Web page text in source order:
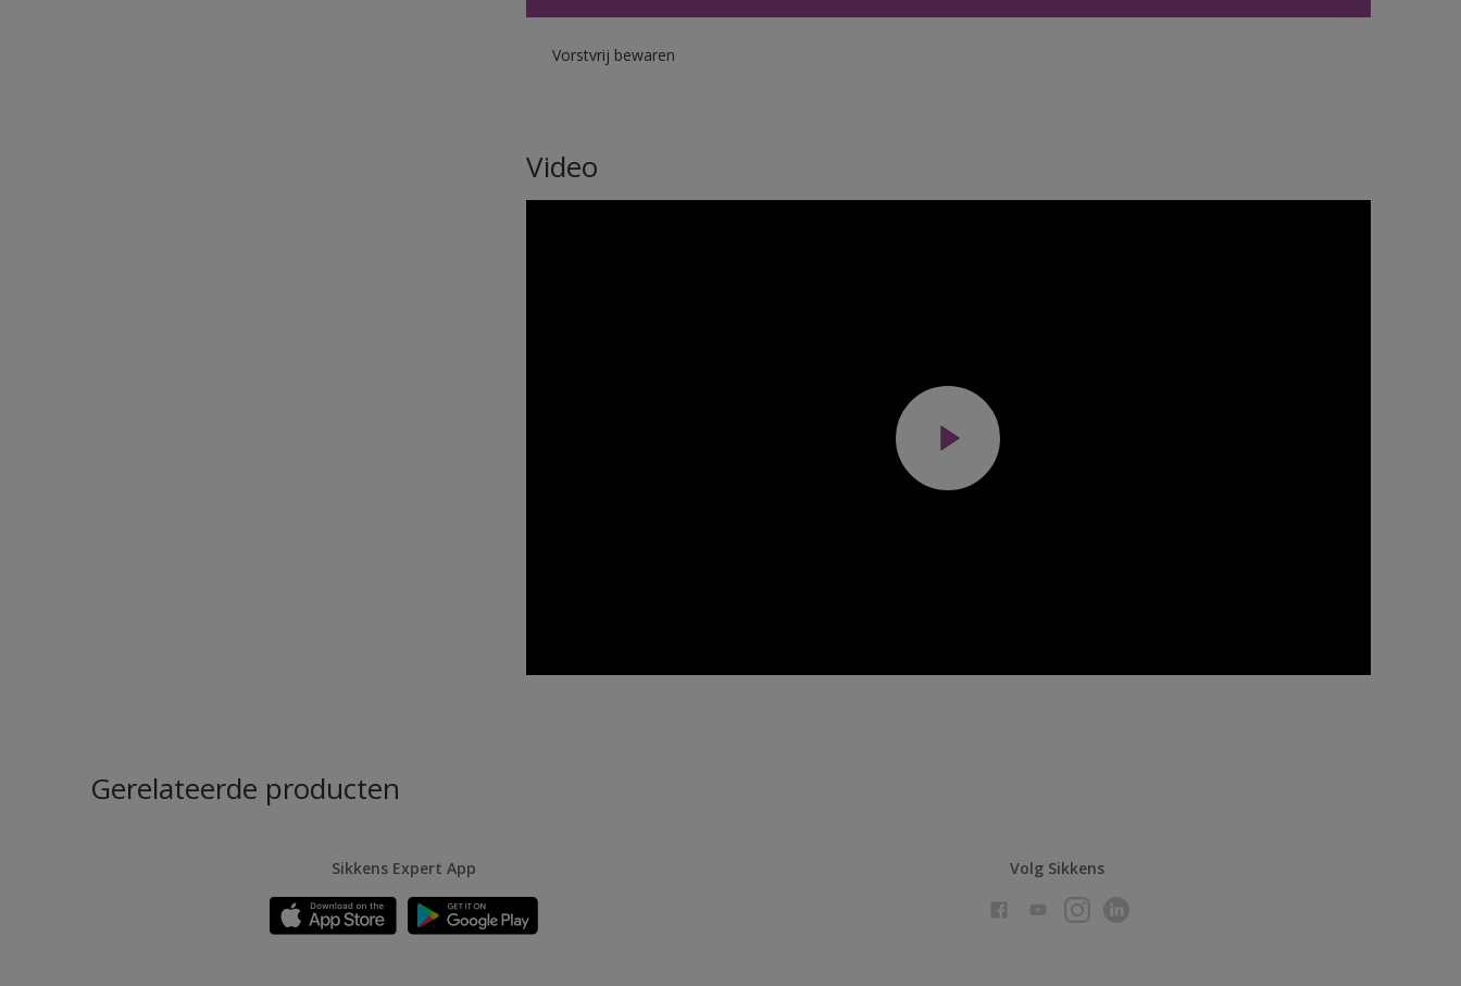
Vorstvrij bewaren
Video
Gerelateerde producten
Sikkens Expert App Volg Sikkens